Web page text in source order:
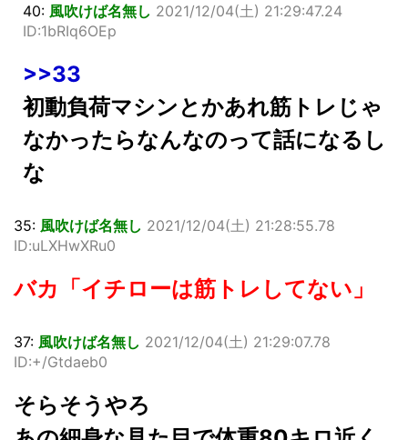
40: 風吹けば名無し 2021/12/04(土) 21:29:47.24
ID:1bRIq6OEp
>>33
初動負荷マシンとかあれ筋トレじゃ
なかったらなんなのって話になるし
な
35: 風吹けば名無し 2021/12/04(土) 21:28:55.78
ID:uLXHwXRu0
バカ「イチローは筋トレしてない」
37: 風吹けば名無し 2021/12/04(土) 21:29:07.78
ID:+/Gtdaeb0
そらそうやろ